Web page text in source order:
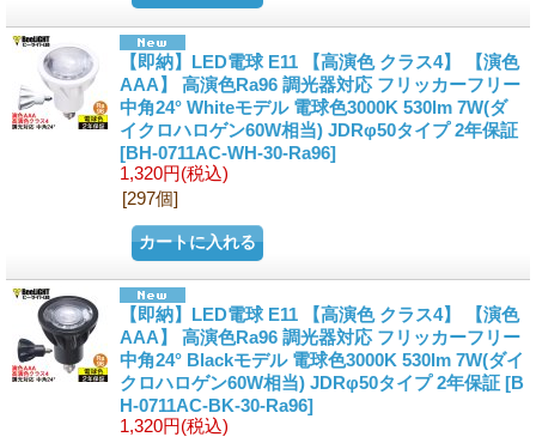
【即納】LED電球 E11 【高演色 クラス4】 【演色
AAA】 高演色Ra96 調光器対応 フリッカーフリー
中角24° Whiteモデル 電球色3000K 530lm 7W(ダ
イクロハロゲン60W相当) JDRφ50タイプ 2年保証
[BH-0711AC-WH-30-Ra96]
1,320円(税込)
[297個]
【即納】LED電球 E11 【高演色 クラス4】 【演色
AAA】 高演色Ra96 調光器対応 フリッカーフリー
中角24° Blackモデル 電球色3000K 530lm 7W(ダイ
クロハロゲン60W相当) JDRφ50タイプ 2年保証 [B
H-0711AC-BK-30-Ra96]
1,320円(税込)